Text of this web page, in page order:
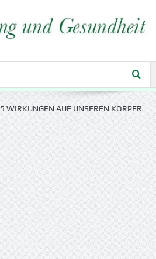
5 WIRKUNGEN AUF UNSEREN KÖRPER